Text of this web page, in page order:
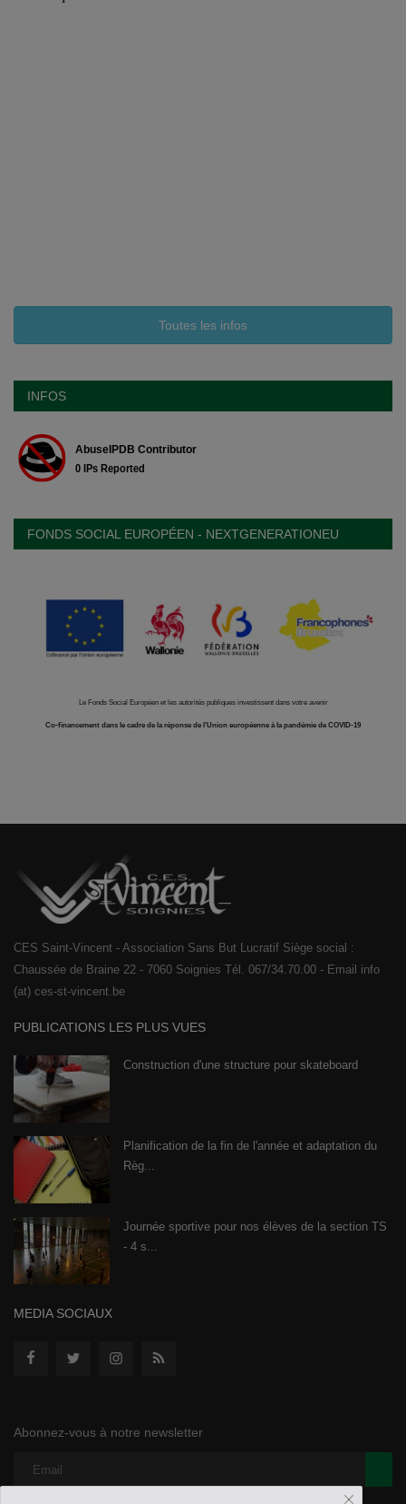
Toutes les infos
INFOS
FONDS SOCIAL EUROPÉEN - NEXTGENERATIONEU
Le Fonds Social Européen et les autorités publiques investissent dans votre avenir
Co-financement dans le cadre de la réponse de l'Union européenne à la pandémie de COVID-19
CES Saint-Vincent - Association Sans But Lucratif Siège social :
Chaussée de Braine 22 - 7060 Soignies Tél. 067/34.70.00 - Email info
(at) ces-st-vincent.be
PUBLICATIONS LES PLUS VUES
Construction d'une structure pour skateboard
Planification de la fin de l'année et adaptation du
Règ...
Journée sportive pour nos élèves de la section TS
- 4 s...
MEDIA SOCIAUX
Abonnez-vous à notre newsletter